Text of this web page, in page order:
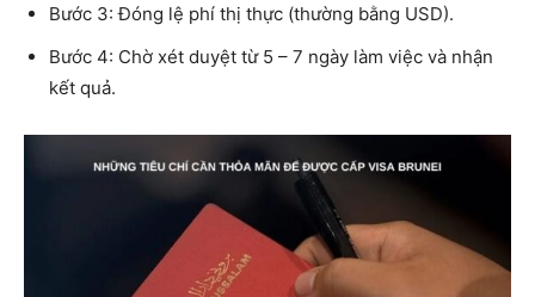
Bước 3: Đóng lệ phí thị thực (thường bằng USD).
Bước 4: Chờ xét duyệt từ 5 – 7 ngày làm việc và nhận
kết quả.